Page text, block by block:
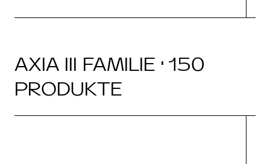
AXIA III FAMILIE · 150
PRODUKTE